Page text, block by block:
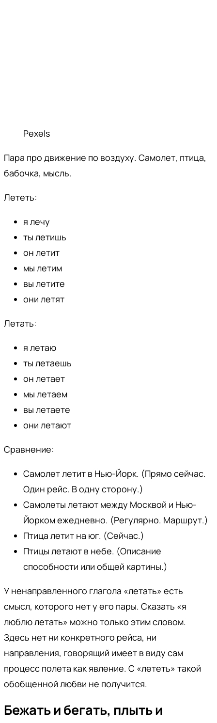
Pexels
Пара про движение по воздуху. Самолет, птица,
бабочка, мысль.
Лететь:
я лечу
ты летишь
он летит
мы летим
вы летите
они летят
Летать:
я летаю
ты летаешь
он летает
мы летаем
вы летаете
они летают
Сравнение:
Самолет летит в Нью-Йорк. (Прямо сейчас.
Один рейс. В одну сторону.)
Самолеты летают между Москвой и Нью-
Йорком ежедневно. (Регулярно. Маршрут.)
Птица летит на юг. (Сейчас.)
Птицы летают в небе. (Описание
способности или общей картины.)
У ненаправленного глагола «летать» есть
смысл, которого нет у его пары. Сказать «я
люблю летать» можно только этим словом.
Здесь нет ни конкретного рейса, ни
направления, говорящий имеет в виду сам
процесс полета как явление. С «лететь» такой
обобщенной любви не получится.
Бежать и бегать, плыть и